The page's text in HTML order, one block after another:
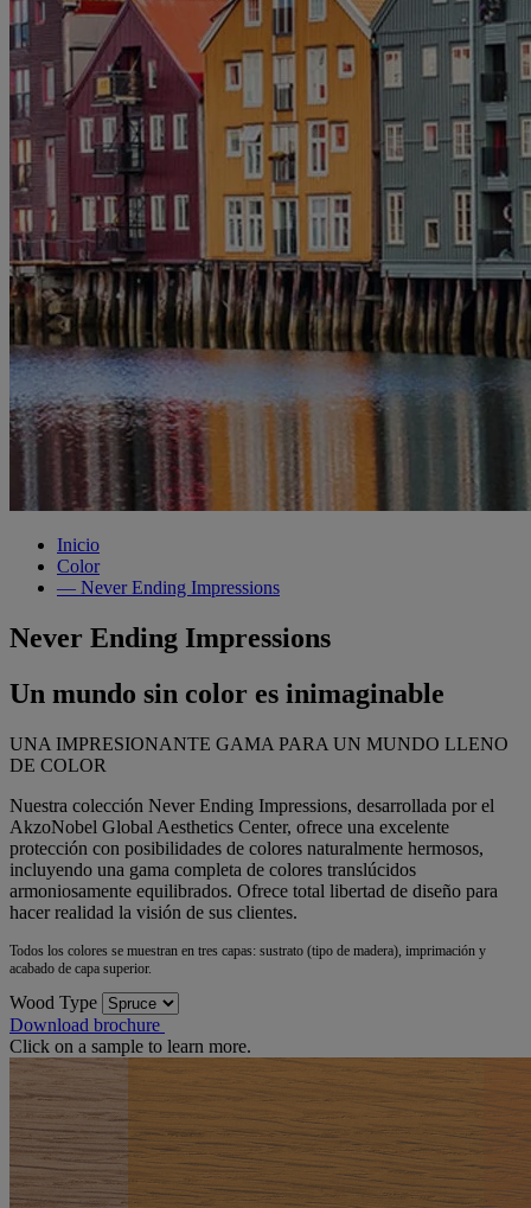
Inicio
Color
— Never Ending Impressions
Never Ending Impressions
Un mundo sin color es inimaginable
UNA IMPRESIONANTE GAMA PARA UN MUNDO LLENO
DE COLOR
Nuestra colección Never Ending Impressions, desarrollada por el
AkzoNobel Global Aesthetics Center, ofrece una excelente
protección con posibilidades de colores naturalmente hermosos,
incluyendo una gama completa de colores translúcidos
armoniosamente equilibrados. Ofrece total libertad de diseño para
hacer realidad la visión de sus clientes.
Todos los colores se muestran en tres capas: sustrato (tipo de madera), imprimación y
acabado de capa superior.
Wood Type
Download brochure
Click on a sample to learn more.